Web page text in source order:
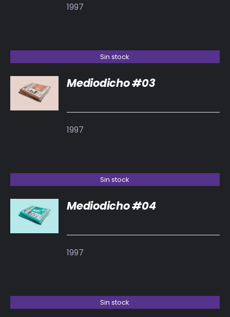
1997
Sin stock
DETALLES
Mediodicho #03
1997
Sin stock
DETALLES
Mediodicho #04
1997
Sin stock